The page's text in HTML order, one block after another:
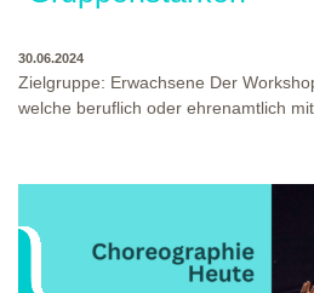
30.06.2024
Zielgruppe: Erwachsene Der
welche beruflich oder ehrenamtlich
Workshop ein Repertoire an
erproben und für ihre Arbeit
WO?
30.06.2024 11-12:30UHR
RESERVIERUNG?